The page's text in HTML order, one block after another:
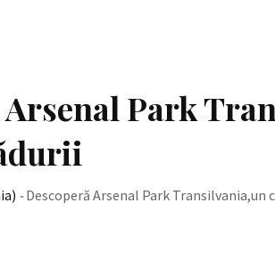
Arsenal Park
-Descoperă Arsenal Park